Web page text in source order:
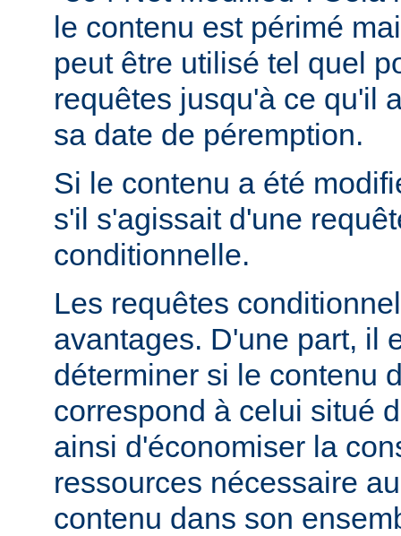
le contenu est périmé
peut être utilisé tel quel
requêtes jusqu'à ce qu'il
sa date de péremption.
Si le contenu a été
s'il s'agissait d'une
conditionnelle.
Les requêtes
avantages. D'une part, il
déterminer si le contenu
correspond à celui situé
ainsi d'économiser la
ressources nécessaire
contenu dans son